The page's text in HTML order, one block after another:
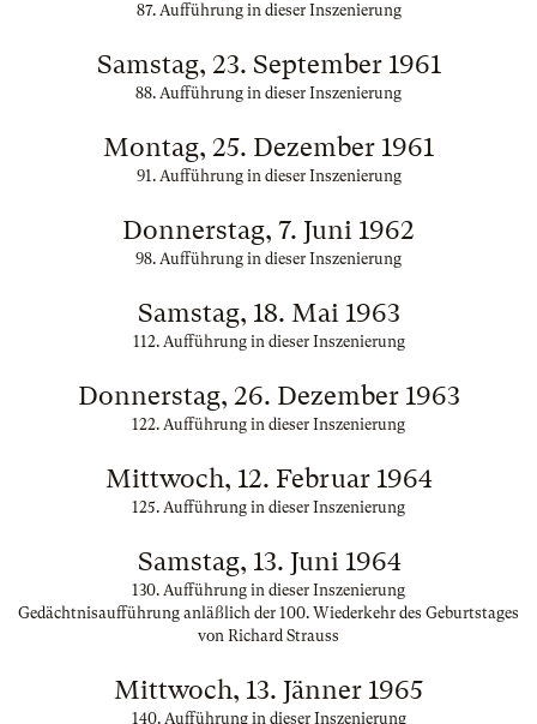
87. Aufführung in dieser Inszenierung
Samstag, 23. September 1961
88. Aufführung in dieser Inszenierung
Montag, 25. Dezember 1961
91. Aufführung in dieser Inszenierung
Donnerstag, 7. Juni 1962
98. Aufführung in dieser Inszenierung
Samstag, 18. Mai 1963
112. Aufführung in dieser Inszenierung
Donnerstag, 26. Dezember 1963
122. Aufführung in dieser Inszenierung
Mittwoch, 12. Februar 1964
125. Aufführung in dieser Inszenierung
Samstag, 13. Juni 1964
130. Aufführung in dieser Inszenierung
Gedächtnisaufführung anläßlich der 100. Wiederkehr des Geburtstages
von Richard Strauss
Mittwoch, 13. Jänner 1965
140. Aufführung in dieser Inszenierung